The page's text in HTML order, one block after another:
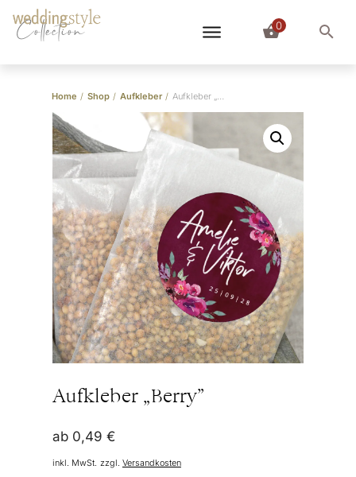
Collection 0
Home / Shop / Aufkleber / Aufkleber „Berry”
Aufkleber „Berry”
ab 0,49 €
inkl. MwSt. zzgl. Versandkosten